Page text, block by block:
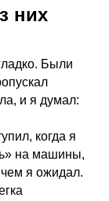
них
Были
и я думал:
когда я
на машины,
я ожидал.